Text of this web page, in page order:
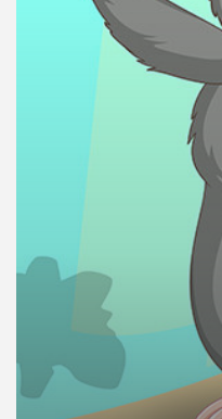
ข่าว
และ
เกี่ยว